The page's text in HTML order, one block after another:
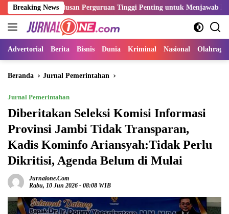
Langsung
ke
konten
Breaking News
Lulusan Perguruan Tinggi Penting untuk Menjawab Kebutuhan
Advertorial Berita Bisnis Dunia Kriminal Nasional Olahraga
Beranda Jurnal Pemerintahan
Jurnal Pemerintahan
Diberitakan Seleksi Komisi Informasi
Provinsi Jambi Tidak Transparan,
Kadis Kominfo Ariansyah:Tidak Perlu
Dikritisi, Agenda Belum di Mulai
Jurnalone.com
Rabu, 10 Jun 2026 - 08:08 WIB